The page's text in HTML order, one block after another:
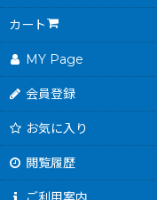
カート
MY Page
会員登録
お気に入り
閲覧履歴